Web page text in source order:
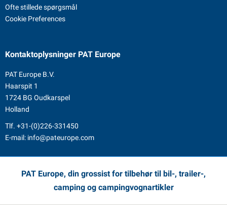
Ofte stillede spørgsmål
Cookie Preferences
Kontaktoplysninger PAT Europe
PAT Europe B.V.
Haarspit 1
1724 BG Oudkarspel
Holland
Tlf. +31-(0)226-331450
E-mail: info@pateurope.com
PAT Europe, din grossist for tilbehør til bil-, trailer-,
camping og campingvognartikler